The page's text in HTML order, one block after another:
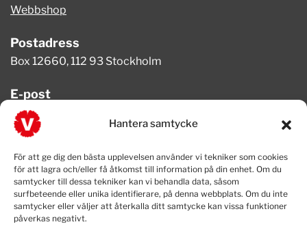
Hantera samtycke
För att ge dig den bästa upplevelsen använder vi tekniker som cookies
för att lagra och/eller få åtkomst till information på din enhet. Om du
samtycker till dessa tekniker kan vi behandla data, såsom
surfbeteende eller unika identifierare, på denna webbplats. Om du inte
samtycker eller väljer att återkalla ditt samtycke kan vissa funktioner
påverkas negativt.
Webbshop
Postadress
Box 12660, 112 93 Stockholm
E-post
info@vansterpartiet.se
08-654 08 20